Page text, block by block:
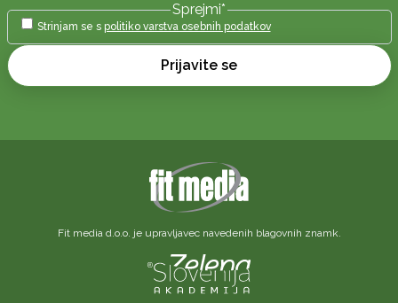
Sprejmi*
Strinjam se s politiko varstva osebnih podatkov
Prijavite se
Fit media d.o.o. je upravljavec navedenih blagovnih znamk.